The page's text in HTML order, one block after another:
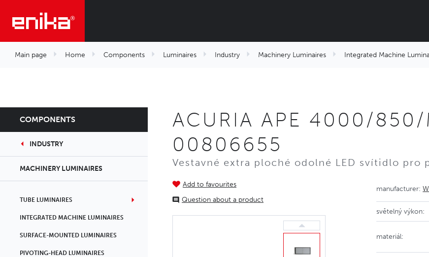
Main page Home Components Luminaires Industry Machinery Luminaires Integrated Machine
COMPONENTS
INDUSTRY
MACHINERY LUMINAIRES
TUBE LUMINAIRES
INTEGRATED MACHINE LUMINAIRES
SURFACE-MOUNTED LUMINAIRES
PIVOTING-HEAD LUMINAIRES
ACURIA APE 4000/
00806655
Vestavné extra ploché odolné LED svítidlo pro
Add to favourites
Question about a product
manufacturer:
světelný výkon:
materiál: